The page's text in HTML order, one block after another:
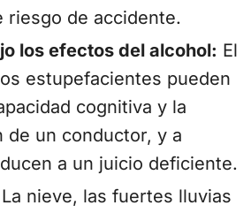
riesgo de accidente.
los efectos del alcohol: El
estupefacientes pueden
cognitiva y la
de un conductor, y a
a un juicio deficiente.
La nieve, las fuertes lluvias